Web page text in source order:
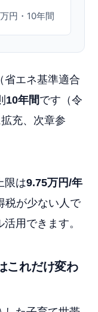
円・10年間
省エネ基準適合
10年間です（令
充、次章参
限は9.75万円/年
税が少ない人で
用できます。
これだけ変わ